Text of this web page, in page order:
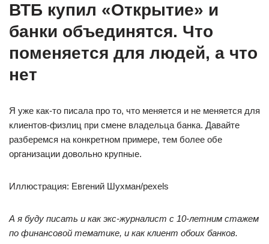
ВТБ купил «Открытие» и
банки объединятся. Что
поменяется для людей, а что
нет
Я уже как-то писала про то, что меняется и не меняется для
клиентов-физлиц при смене владельца банка. Давайте
разберемся на конкретном примере, тем более обе
организации довольно крупные.
Иллюстрация: Евгений Шухман/pexels
А я буду писать и как экс-журналист с 10-летним стажем
по финансовой тематике, и как клиент обоих банков.